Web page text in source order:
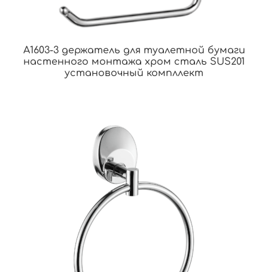
A1603-3 держатель для туалетной бумаги
настенного монтажа хром сталь SUS201
установочный компллект